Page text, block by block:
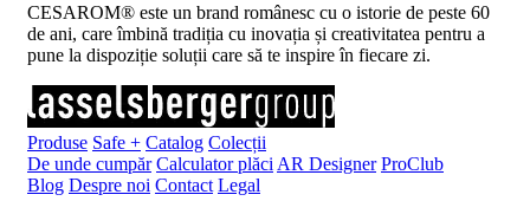
CESAROM® este un brand românesc cu o istorie de peste 60
de ani, care îmbină tradiția cu inovația și creativitatea pentru a
pune la dispoziție soluții care să te inspire în fiecare zi.
Produse Safe + Catalog Colecții
De unde cumpăr Calculator plăci AR Designer ProClub
Blog Despre noi Contact Legal